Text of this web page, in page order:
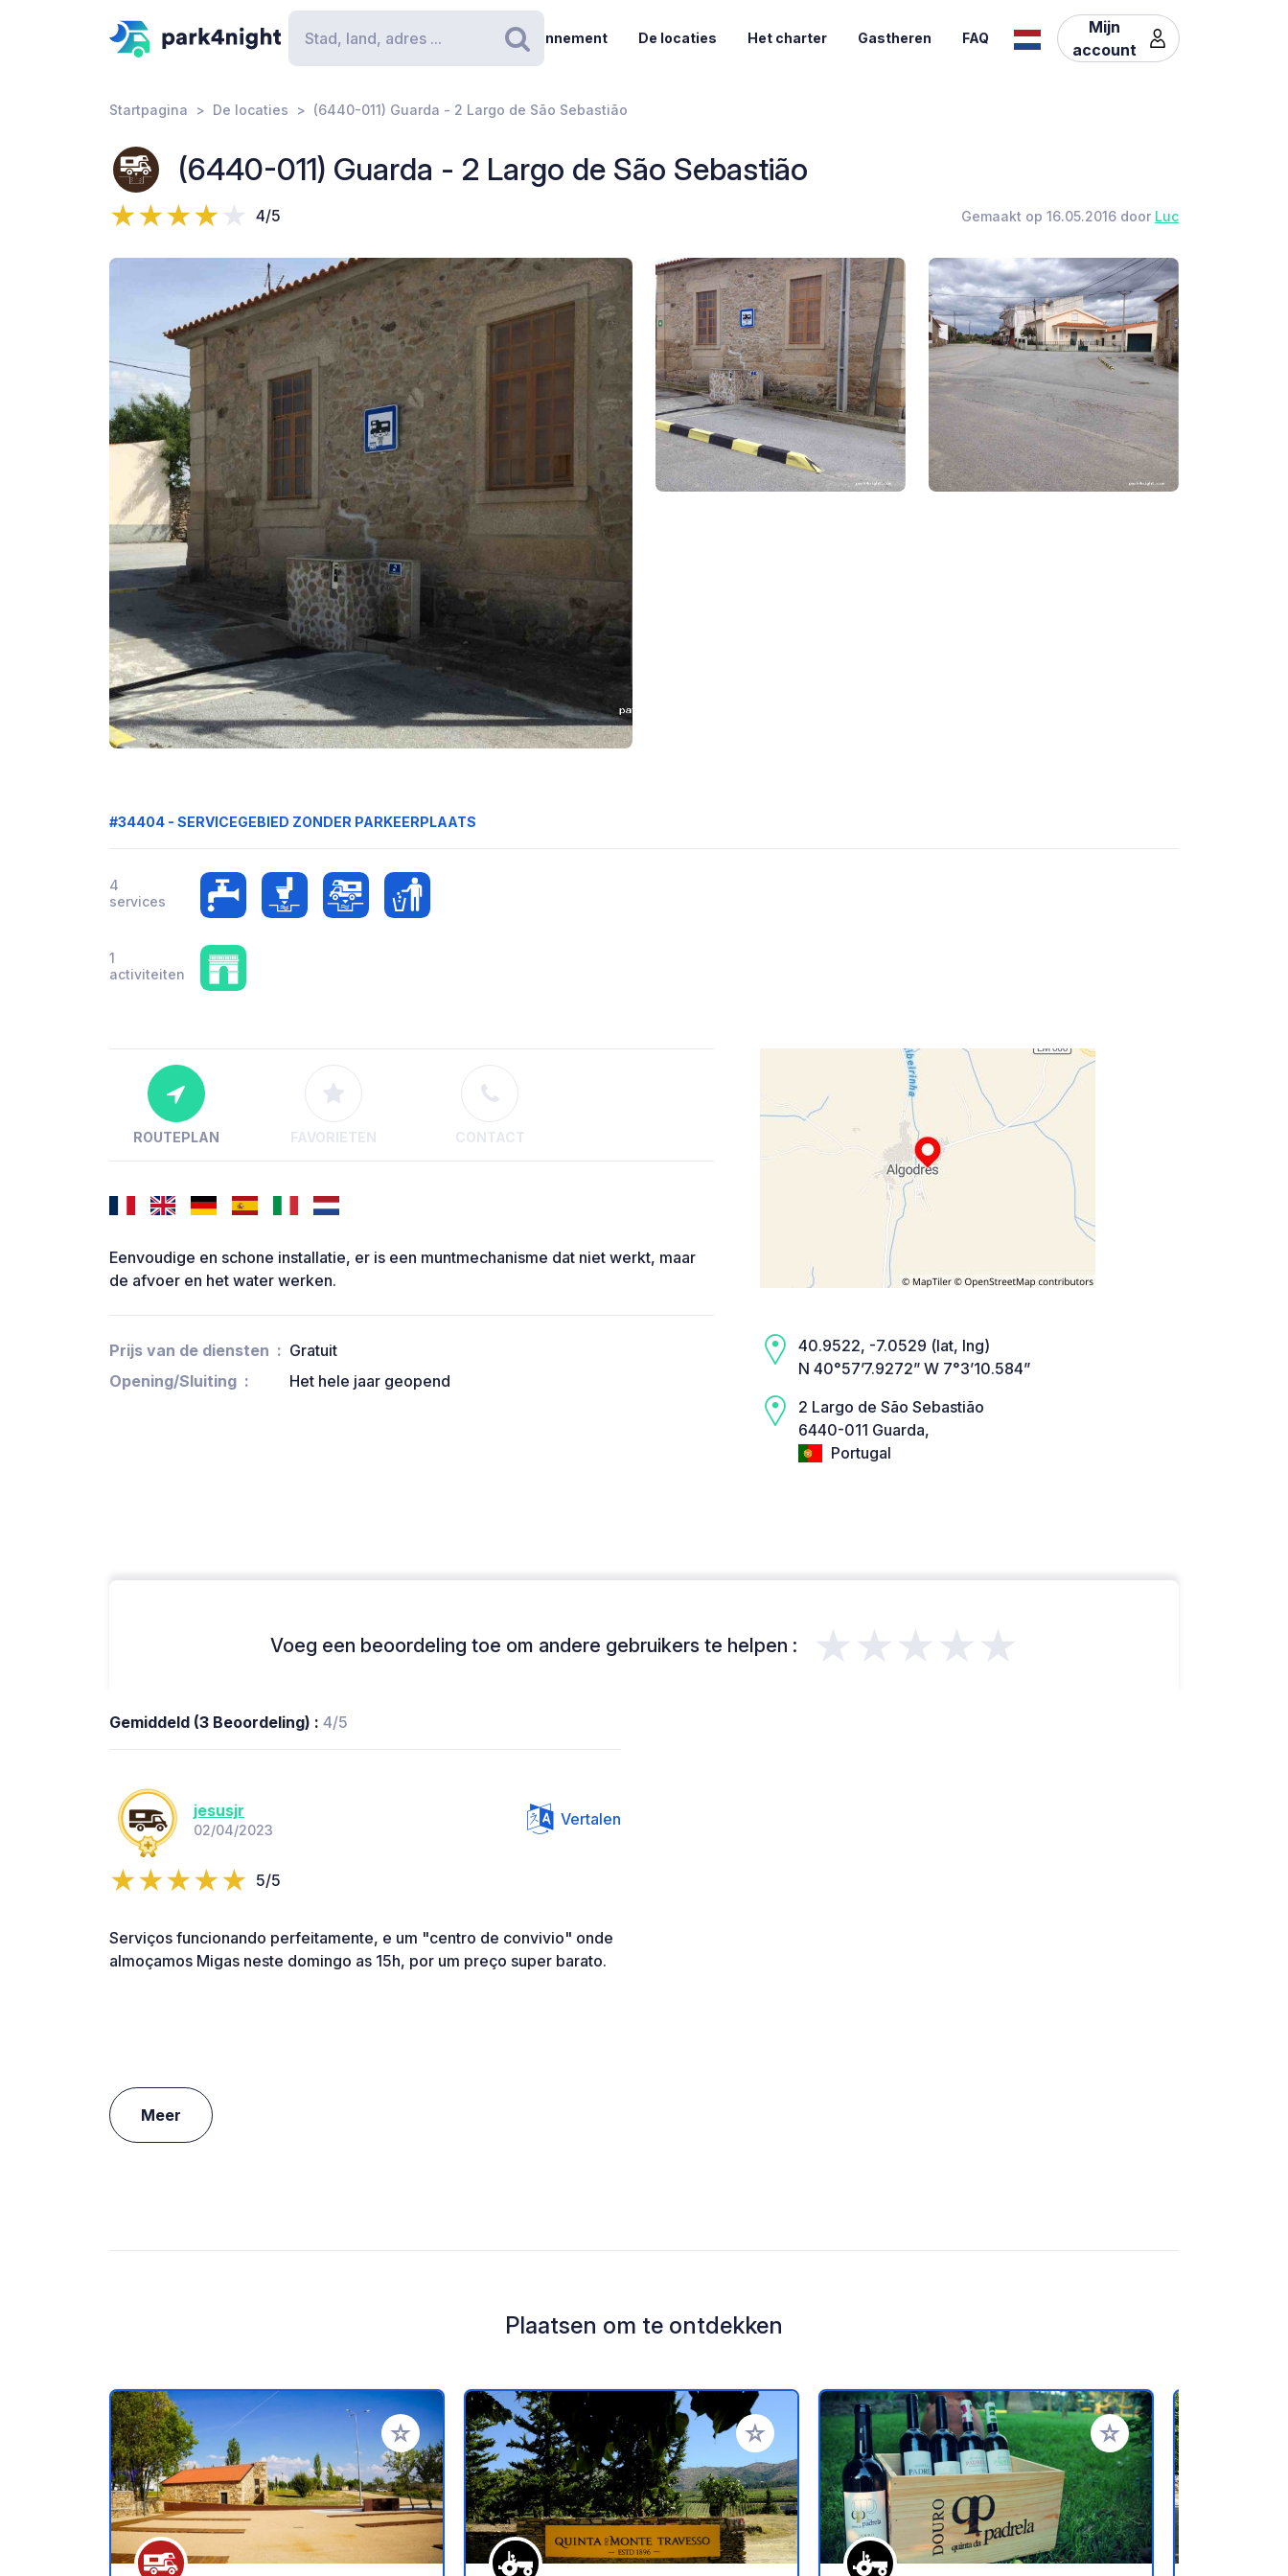
Zoeken
Abonnement De locaties Het charter Gastheren FAQ
Mijn
account
Startpagina De locaties (6440-011) Guarda - 2 Largo de São Sebastião
(6440-011) Guarda - 2 Largo de São Sebastião
4/5 Gemaakt op 16.05.2016 door Luc
#34404 - SERVICEGEBIED ZONDER PARKEERPLAATS
4
services
1
activiteiten
ROUTEPLAN FAVORIETEN CONTACT
Eenvoudige en schone installatie, er is een muntmechanisme dat niet werkt, maar
de afvoer en het water werken.
Prijs van de diensten
Gratuit
Opening/Sluiting
Het hele jaar geopend
40.9522, -7.0529 (lat, lng)
N 40°57’7.9272” W 7°3’10.584”
2 Largo de São Sebastião
6440-011 Guarda,
Portugal
Voeg een beoordeling toe om andere gebruikers te helpen : ★★★★★
Gemiddeld (3 Beoordeling) : 4/5
jesusjr
02/04/2023
Vertalen
5/5
Serviços funcionando perfeitamente, e um "centro de convivio" onde
almoçamos Migas neste domingo as 15h, por um preço super barato.
Meer
Plaatsen om te ontdekken
Voeg toe aan je favorieten Voeg toe aan je favorieten Voeg toe aan je favorieten